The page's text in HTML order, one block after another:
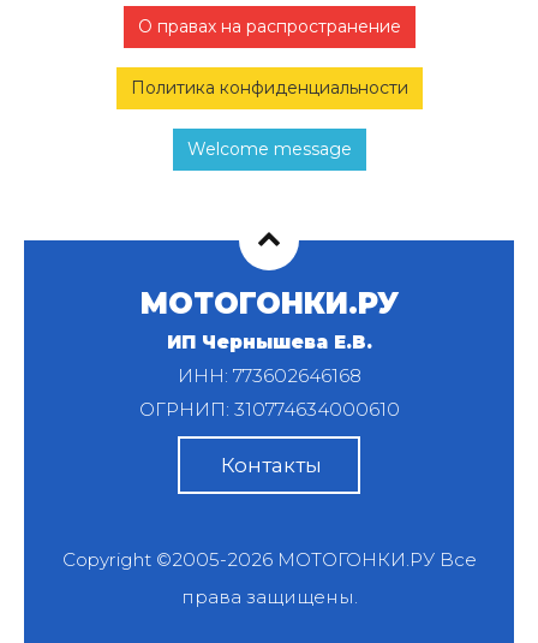
О правах на распространение
Политика конфиденциальности
Welcome message
МОТОГОНКИ.РУ
ИП Чернышева Е.В.
ИНН: 773602646168
ОГРНИП: 310774634000610
Контакты
Copyright ©2005-2026 МОТОГОНКИ.РУВсе
права защищены.